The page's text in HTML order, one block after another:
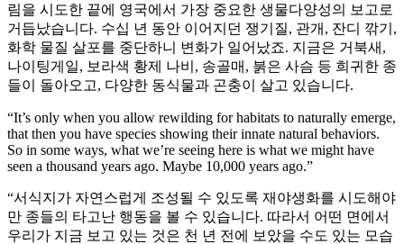
림을 시도한 끝에 영국에서 가장 중요한 생물다양성의 보고로
거듭났습니다. 수십 년 동안 이어지던 쟁기질, 관개, 잔디 깎기,
화학 물질 살포를 중단하니 변화가 일어났죠. 지금은 거북새,
나이팅게일, 보라색 황제 나비, 송골매, 붉은 사슴 등 희귀한 종
들이 돌아오고, 다양한 동식물과 곤충이 살고 있습니다.
“It’s only when you allow rewilding for habitats to naturally emerge,
that then you have species showing their innate natural behaviors.
So in some ways, what we’re seeing here is what we might have
seen a thousand years ago. Maybe 10,000 years ago.”
“서식지가 자연스럽게 조성될 수 있도록 재야생화를 시도해야
만 종들의 타고난 행동을 볼 수 있습니다. 따라서 어떤 면에서
우리가 지금 보고 있는 것은 천 년 전에 보았을 수도 있는 모습